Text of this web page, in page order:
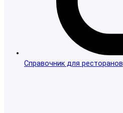
Справочник для ресторанов